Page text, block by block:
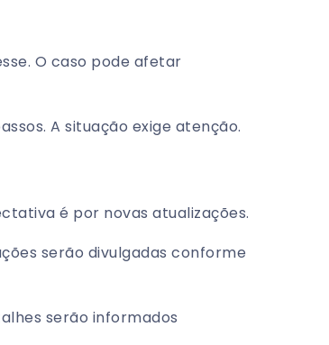
O caso pode afetar
A situação exige atenção.
é por novas atualizações.
serão divulgadas conforme
serão informados